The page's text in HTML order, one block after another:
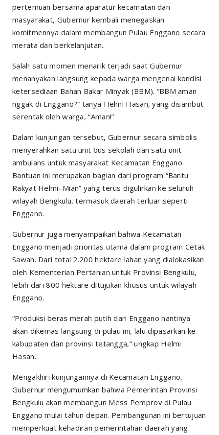
pertemuan bersama aparatur kecamatan dan
masyarakat, Gubernur kembali menegaskan
komitmennya dalam membangun Pulau Enggano secara
merata dan berkelanjutan.
Salah satu momen menarik terjadi saat Gubernur
menanyakan langsung kepada warga mengenai kondisi
ketersediaan Bahan Bakar Minyak (BBM). “BBM aman
nggak di Enggano?” tanya Helmi Hasan, yang disambut
serentak oleh warga, “Aman!”
Dalam kunjungan tersebut, Gubernur secara simbolis
menyerahkan satu unit bus sekolah dan satu unit
ambulans untuk masyarakat Kecamatan Enggano.
Bantuan ini merupakan bagian dari program “Bantu
Rakyat Helmi–Mian” yang terus digulirkan ke seluruh
wilayah Bengkulu, termasuk daerah terluar seperti
Enggano.
Gubernur juga menyampaikan bahwa Kecamatan
Enggano menjadi prioritas utama dalam program Cetak
Sawah. Dari total 2.200 hektare lahan yang dialokasikan
oleh Kementerian Pertanian untuk Provinsi Bengkulu,
lebih dari 800 hektare ditujukan khusus untuk wilayah
Enggano.
“Produksi beras merah putih dari Enggano nantinya
akan dikemas langsung di pulau ini, lalu dipasarkan ke
kabupaten dan provinsi tetangga,” ungkap Helmi
Hasan.
Mengakhiri kunjungannya di Kecamatan Enggano,
Gubernur mengumumkan bahwa Pemerintah Provinsi
Bengkulu akan membangun Mess Pemprov di Pulau
Enggano mulai tahun depan. Pembangunan ini bertujuan
memperkuat kehadiran pemerintahan daerah yang